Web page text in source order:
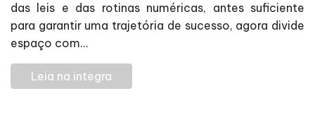
das leis e das rotinas numéricas, antes suficiente
para garantir uma trajetória de sucesso, agora divide
espaço com...
Leia na integra